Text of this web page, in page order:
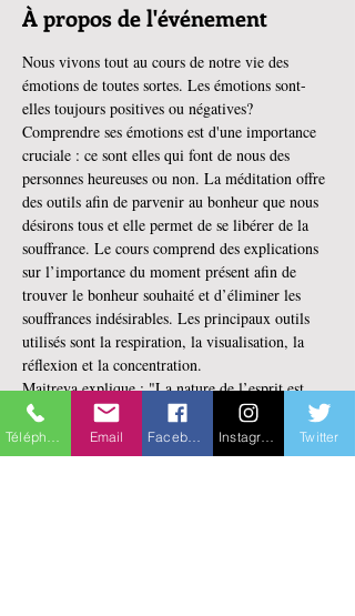
À propos de l'événement
Nous vivons tout au cours de notre vie des
émotions de toutes sortes. Les émotions sont-
elles toujours positives ou négatives?
Comprendre ses émotions est d'une importance
cruciale : ce sont elles qui font de nous des
personnes heureuses ou non. La méditation offre
des outils afin de parvenir au bonheur que nous
désirons tous et elle permet de se libérer de la
souffrance. Le cours comprend des explications
sur l’importance du moment présent afin de
trouver le bonheur souhaité et d’éliminer les
souffrances indésirables. Les principaux outils
utilisés sont la respiration, la visualisation, la
réflexion et la concentration.
Maitreya explique : "La nature de l’esprit est
lumineuse; les impuretés sont occasionnelles."
Enseignante : Frédéric Harper (Lobsang
Tsultrim)
Email Twitter